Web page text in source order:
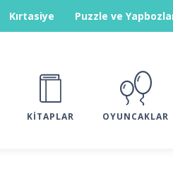
Kırtasiye Puzzle ve
KITAPLAR OYUNCAKLAR